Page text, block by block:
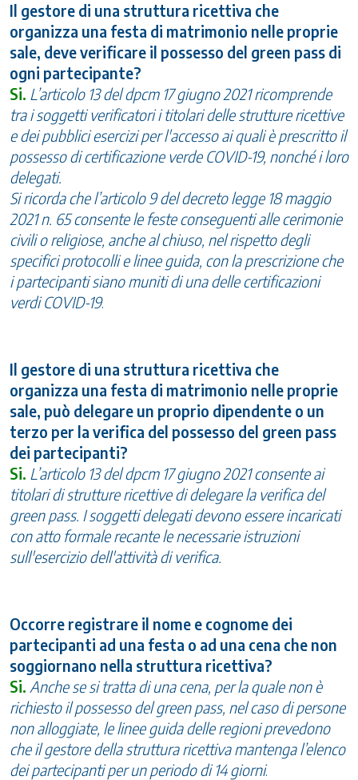
Il gestore di una struttura ricettiva che
organizza una festa di matrimonio nelle proprie
sale, deve verificare il possesso del green pass di
ogni partecipante?
Si. L’articolo 13 del dpcm 17 giugno 2021 ricomprende
tra i soggetti verificatori i titolari delle strutture ricettive
e dei pubblici esercizi per l'accesso ai quali è prescritto il
possesso di certificazione verde COVID-19, nonché i loro
delegati.
Si ricorda che l’articolo 9 del decreto legge 18 maggio
2021 n. 65 consente le feste conseguenti alle cerimonie
civili o religiose, anche al chiuso, nel rispetto degli
specifici protocolli e linee guida, con la prescrizione che
i partecipanti siano muniti di una delle certificazioni
verdi COVID-19.
Il gestore di una struttura ricettiva che
organizza una festa di matrimonio nelle proprie
sale, può delegare un proprio dipendente o un
terzo per la verifica del possesso del green pass
dei partecipanti?
Si. L’articolo 13 del dpcm 17 giugno 2021 consente ai
titolari di strutture ricettive di delegare la verifica del
green pass. I soggetti delegati devono essere incaricati
con atto formale recante le necessarie istruzioni
sull'esercizio dell'attività di verifica.
Occorre registrare il nome e cognome dei
partecipanti ad una festa o ad una cena che non
soggiornano nella struttura ricettiva?
Si. Anche se si tratta di una cena, per la quale non è
richiesto il possesso del green pass, nel caso di persone
non alloggiate, le linee guida delle regioni prevedono
che il gestore della struttura ricettiva mantenga l’elenco
dei partecipanti per un periodo di 14 giorni.